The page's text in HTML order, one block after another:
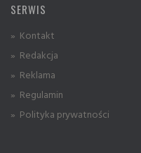
SERWIS
» Kontakt
» Redakcja
» Reklama
» Regulamin
» Polityka prywatności